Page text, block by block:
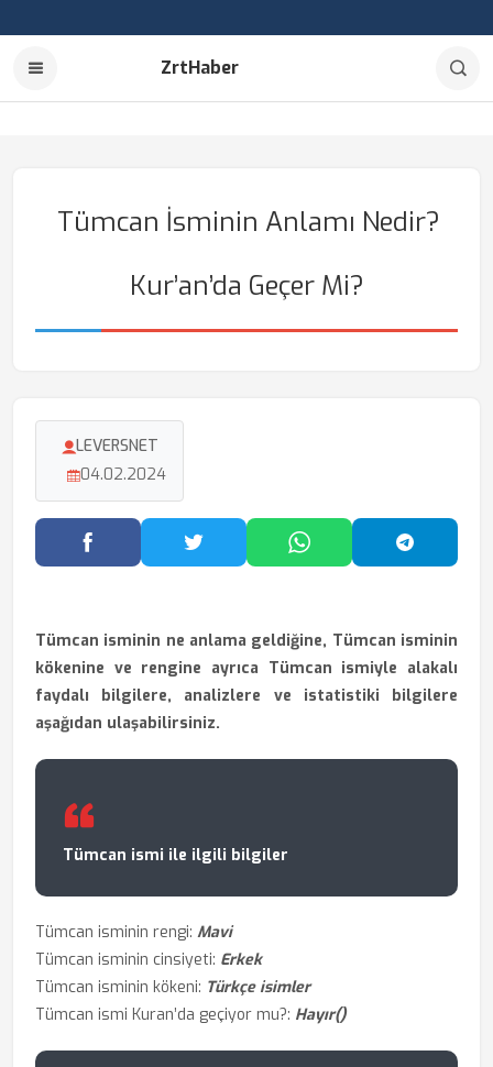
ZrtHaber
Tümcan İsminin Anlamı Nedir?
Kur’an’da Geçer Mi?
LEVERSNET
04.02.2024
Facebook'ta PaylaşTwitter'da PaylaşWhatsApp'ta Paylaş
Tümcan isminin ne anlama geldiğine, Tümcan isminin
kökenine ve rengine ayrıca Tümcan ismiyle alakalı
faydalı bilgilere, analizlere ve istatistiki bilgilere
aşağıdan ulaşabilirsiniz.
Tümcan ismi ile ilgili bilgiler
Tümcan isminin rengi: Mavi
Tümcan isminin cinsiyeti: Erkek
Tümcan isminin kökeni: Türkçe isimler
Tümcan ismi Kuran’da geçiyor mu?: Hayır()